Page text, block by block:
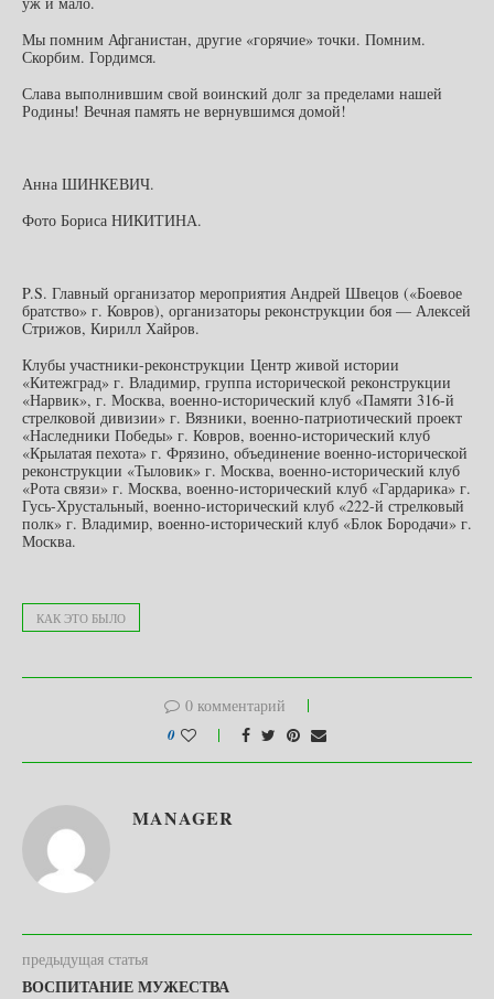
Мы помним Афганистан, другие «горячие» точки. Помним.
Скорбим. Гордимся.
Слава выполнившим свой воинский долг за пределами нашей
Родины! Вечная память не вернувшимся домой!
Анна ШИНКЕВИЧ.
Фото Бориса НИКИТИНА.
P.S. Главный организатор мероприятия Андрей Швецов («Боевое
братство» г. Ковров), организаторы реконструкции боя — Алексей
Стрижов, Кирилл Хайров.
Клубы участники-реконструкции Центр живой истории
«Китежград» г. Владимир, группа исторической реконструкции
«Нарвик», г. Москва, военно-исторический клуб «Памяти 316-й
стрелковой дивизии» г. Вязники, военно-патриотический проект
«Наследники Победы» г. Ковров, военно-исторический клуб
«Крылатая пехота» г. Фрязино, объединение военно-исторической
реконструкции «Тыловик» г. Москва, военно-исторический клуб
«Рота связи» г. Москва, военно-исторический клуб «Гардарика» г.
Гусь-Хрустальный, военно-исторический клуб «222-й стрелковый
полк» г. Владимир, военно-исторический клуб «Блок Бородачи» г.
Москва.
КАК ЭТО БЫЛО
0 комментарий
0
MANAGER
предыдущая статья
ВОСПИТАНИЕ МУЖЕСТВА